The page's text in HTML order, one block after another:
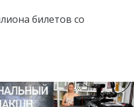
билетов со